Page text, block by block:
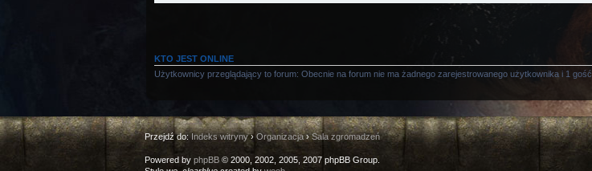
KTO JEST ONLINE
Użytkownicy przeglądający to forum: Obecnie na forum nie ma żadnego zarejestrowanego użytkownika i 1 gość
Przejdź do:Indeks witryny› Organizacja›Sala zgromadzeń
Powered by phpBB© 2000, 2002, 2005, 2007 phpBB Group.